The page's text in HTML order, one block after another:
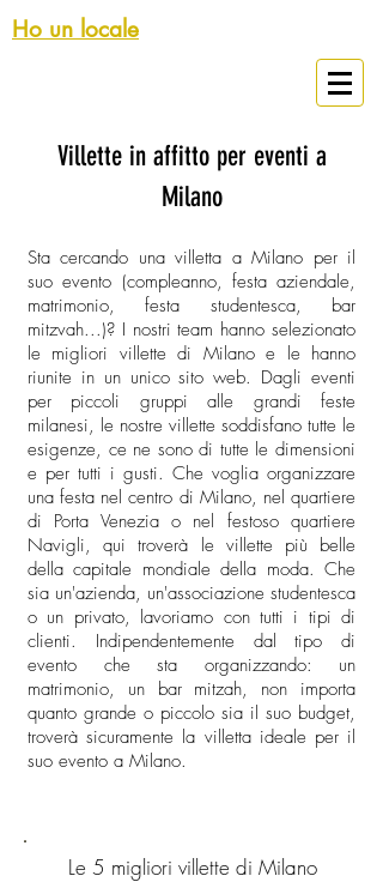
Ho un locale
Villette in affitto per eventi a
Milano
Sta cercando una villetta a Milano per il
suo evento (compleanno, festa aziendale,
matrimonio, festa studentesca, bar
mitzvah...)? I nostri team hanno selezionato
le migliori villette di Milano e le hanno
riunite in un unico sito web. Dagli eventi
per piccoli gruppi alle grandi feste
milanesi, le nostre villette soddisfano tutte le
esigenze, ce ne sono di tutte le dimensioni
e per tutti i gusti. Che voglia organizzare
una festa nel centro di Milano, nel quartiere
di Porta Venezia o nel festoso quartiere
Navigli, qui troverà le villette più belle
della capitale mondiale della moda. Che
sia un'azienda, un'associazione studentesca
o un privato, lavoriamo con tutti i tipi di
clienti. Indipendentemente dal tipo di
evento che sta organizzando: un
matrimonio, un bar mitzah, non importa
quanto grande o piccolo sia il suo budget,
troverà sicuramente la villetta ideale per il
suo evento a Milano.
Le 5 migliori villette di Milano